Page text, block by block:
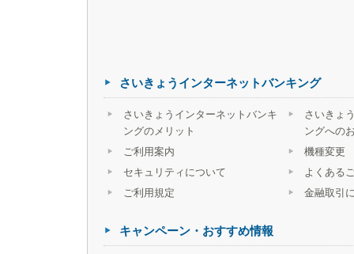
さいきょうインターネットバンキング
さいきょうインターネットバンキ
ングのメリット
さいきょ
ングへの
ご利用案内
機種変更
セキュリティについて
よくある
ご利用規定
金融取引
キャンペーン・おすすめ情報